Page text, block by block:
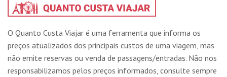
O Quanto Custa Viajar é uma ferramenta que informa os
preços atualizados dos principais custos de uma viagem, mas
não emite reservas ou venda de passagens/entradas. Não nos
responsabilizamos pelos preços informados, consulte sempre